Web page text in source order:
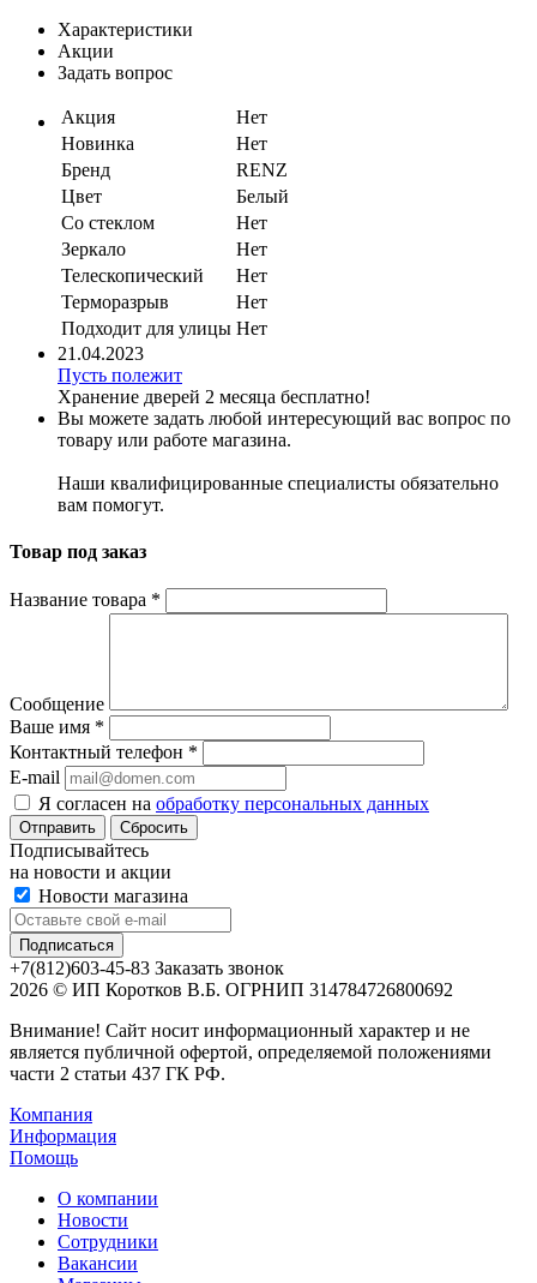
Характеристики
Акции
Задать вопрос
Акция
Нет
Новинка
Нет
Бренд
RENZ
Цвет
Белый
Со стеклом
Нет
Зеркало
Нет
Телескопический
Нет
Терморазрыв
Нет
Подходит для улицы Нет
21.04.2023
Пусть полежит
Хранение дверей 2 месяца бесплатно!
Вы можете задать любой интересующий вас вопрос по
товару или работе магазина.
Наши квалифицированные специалисты обязательно
вам помогут.
Товар под заказ
Название товара *
Сообщение
Ваше имя *
Контактный телефон *
E-mail
Я согласен на обработку персональных данных
Сбросить
Подписывайтесь
на новости и акции
Новости магазина
+7(812)603-45-83 Заказать звонок
2026 © ИП Коротков В.Б. ОГРНИП 314784726800692
Внимание! Сайт носит информационный характер и не
является публичной офертой, определяемой положениями
части 2 статьи 437 ГК РФ.
Компания
Информация
Помощь
О компании
Новости
Сотрудники
Вакансии